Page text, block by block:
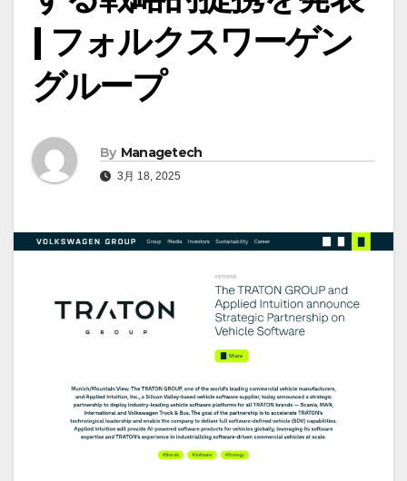
| フォルクスワーゲン
グループ
By Managetech
3月 18, 2025